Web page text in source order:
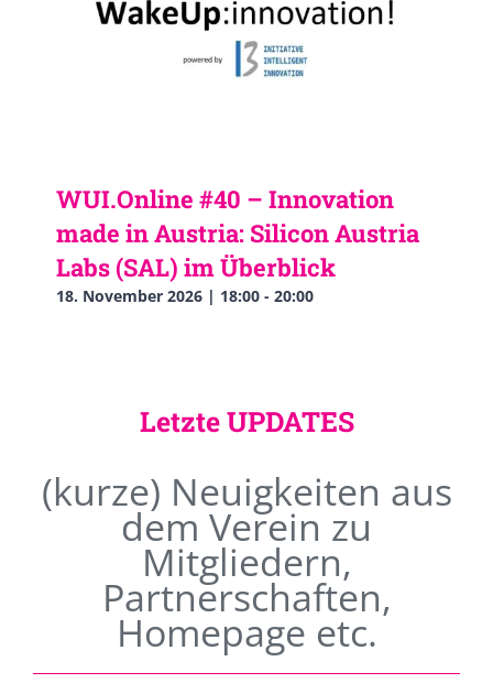
WUI.Online #40 – Innovation
made in Austria: Silicon Austria
Labs (SAL) im Überblick
18. November 2026 | 18:00 - 20:00
Letzte UPDATES
(kurze) Neuigkeiten aus
dem Verein zu
Mitgliedern,
Partnerschaften,
Homepage etc.